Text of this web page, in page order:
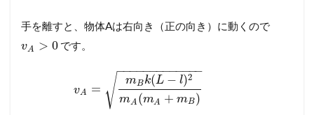
手を離すと、物体Aは右向き（正の向き）に動くので
vA > 0 です。
vA =
mBk(L − l)2
mA (mA + mB)
− −
−−−−−−−−−−−
√